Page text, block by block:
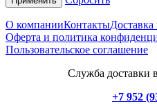
О компанииКонтакты
Оферта и политика
Пользовательское соглашение
Служба доставки
+7 952